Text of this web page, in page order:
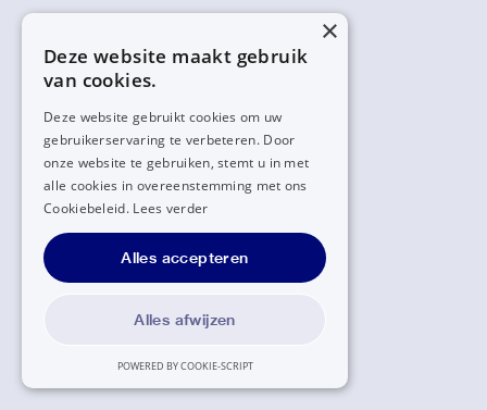
×
Deze website maakt gebruik
van cookies.
Deze website gebruikt cookies om uw
gebruikerservaring te verbeteren. Door
onze website te gebruiken, stemt u in met
alle cookies in overeenstemming met ons
Cookiebeleid. Lees verder
Alles accepteren
Alles afwijzen
POWERED BY COOKIE-SCRIPT